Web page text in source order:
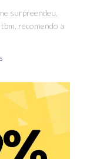
surpreendeu,
recomendo a